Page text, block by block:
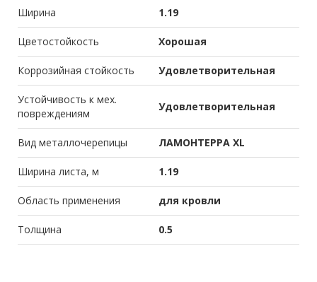
Ширина 1.19
Цветостойкость Хорошая
Коррозийная стойкость Удовлетворительная
Устойчивость к мех.
повреждениям
Удовлетворительная
Вид металлочерепицы ЛАМОНТЕРРА XL
Ширина листа, м 1.19
Область применения для кровли
Толщина 0.5